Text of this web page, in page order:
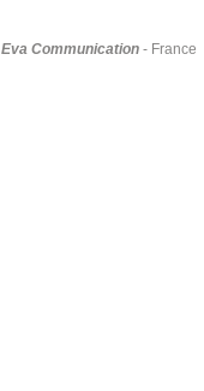
Eva Communication - France